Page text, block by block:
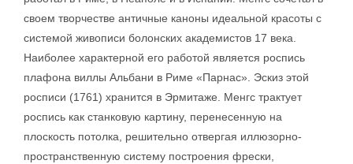
своем творчестве античные каноны идеальной красоты с
системой живописи болонских академистов 17 века.
Наиболее характерной его работой является роспись
плафона виллы Альбани в Риме «Парнас». Эскиз этой
росписи (1761) хранится в Эрмитаже. Менгс трактует
роспись как станковую картину, перенесенную на
плоскость потолка, решительно отвергая иллюзорно-
пространственную систему построения фрески,